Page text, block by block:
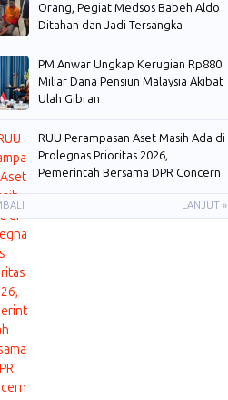
Orang, Pegiat Medsos Babeh Aldo
Ditahan dan Jadi Tersangka
PM Anwar Ungkap Kerugian Rp880
Miliar Dana Pensiun Malaysia Akibat
Ulah Gibran
RUU Perampasan Aset Masih Ada di
Prolegnas Prioritas 2026,
Pemerintah Bersama DPR Concern
LANJUT »